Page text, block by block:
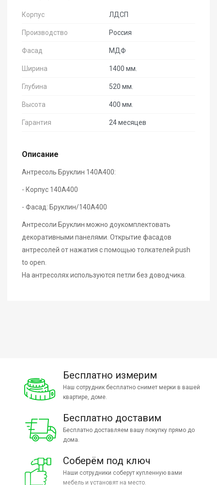
Корпус ЛДСП
Производство Россия
Фасад МДФ
Ширина 1400 мм.
Глубина 520 мм.
Высота 400 мм.
Гарантия 24 месяцев
Описание
Антресоль Бруклин 140А400:
- Корпус 140А400
- Фасад: Бруклин/140А400
Антресоли Бруклин можно доукомплектовать
декоративными панелями. Открытие фасадов
антресолей от нажатия с помощью толкателей push
to open.
На антресолях используются петли без доводчика.
Бесплатно измерим
Наш сотрудник бесплатно снимет мерки в вашей
квартире, доме.
Бесплатно доставим
Бесплатно доставляем вашу покупку прямо до
дома.
Соберём под ключ
Наши сотрудники соберут купленную вами
мебель и установят на место.